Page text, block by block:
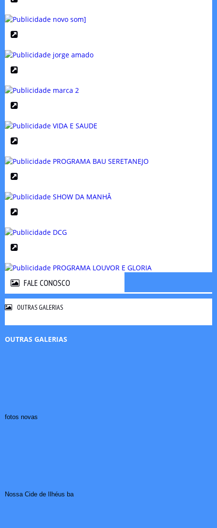
FALE CONOSCO
OUTRAS GALERIAS
OUTRAS GALERIAS
fotos novas
Nossa Cide de Ilhéus ba